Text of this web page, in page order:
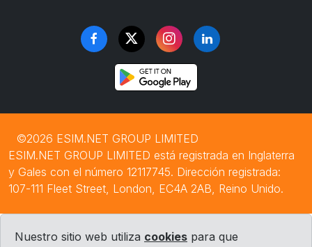
©2026 ESIM.NET GROUP LIMITED
ESIM.NET GROUP LIMITED está registrada en Inglaterra
y Gales con el número 12117745. Dirección registrada:
107-111 Fleet Street, London, EC4A 2AB, Reino Unido.
Nuestro sitio web utiliza cookies para que